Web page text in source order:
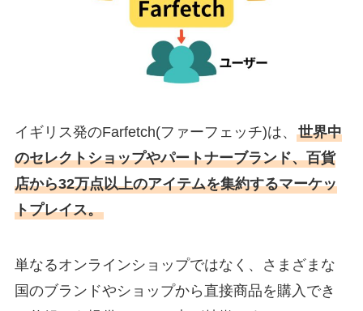
イギリス発のFarfetch(ファーフェッチ)は、 世界中
のセレクトショップやパートナーブランド、百貨
店から32万点以上のアイテムを集約するマーケッ
トプレイス。
単なるオンラインショップではなく、さまざまな
国のブランドやショップから直接商品を購入でき